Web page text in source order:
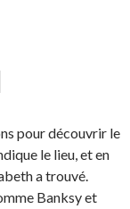
pour découvrir le
le lieu, et en
a trouvé.
Banksy et